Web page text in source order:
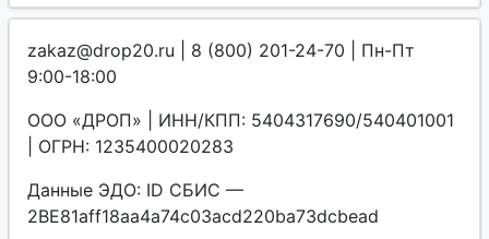
zakaz@drop20.ru | 8 (800) 201-24-70 | Пн-Пт
9:00-18:00
ООО «ДРОП» | ИНН/КПП: 5404317690/540401001
| ОГРН: 1235400020283
Данные ЭДО: ID СБИС —
2BE81aff18aa4a74c03acd220ba73dcbead